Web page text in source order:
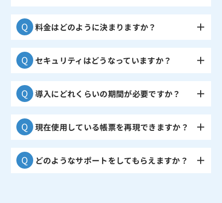
料金はどのように決まりますか？
セキュリティはどうなっていますか？
導入にどれくらいの期間が必要ですか？
現在使用している帳票を再現できますか？
どのようなサポートをしてもらえますか？